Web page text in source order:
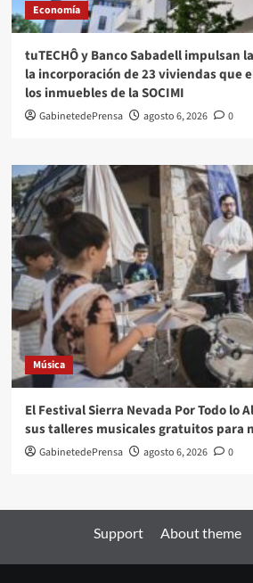
Economía
tuTECHÔ y Banco Sabadell impulsan
la incorporación de 23 viviendas que
los inmuebles de la SOCIMI
GabinetedePrensa agosto 6, 2026 0
Música
El Festival Sierra Nevada Por Todo lo
sus talleres musicales gratuitos para
GabinetedePrensa agosto 6, 2026 0
Support About theme